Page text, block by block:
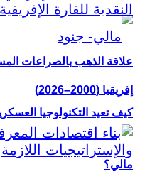
كيف تعيد التكنولوجيا
مالي؟
علاقة الذهب بالصراعات
إفريقيا (2000–2026)